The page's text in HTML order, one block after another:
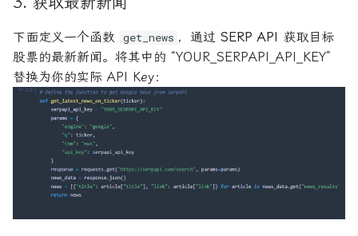
下面定义一个函数 get_news ，通过 SERP API 获取目标
股票的最新新闻。将其中的 “YOUR_SERPAPI_API_KEY”
替换为你的实际 API Key：